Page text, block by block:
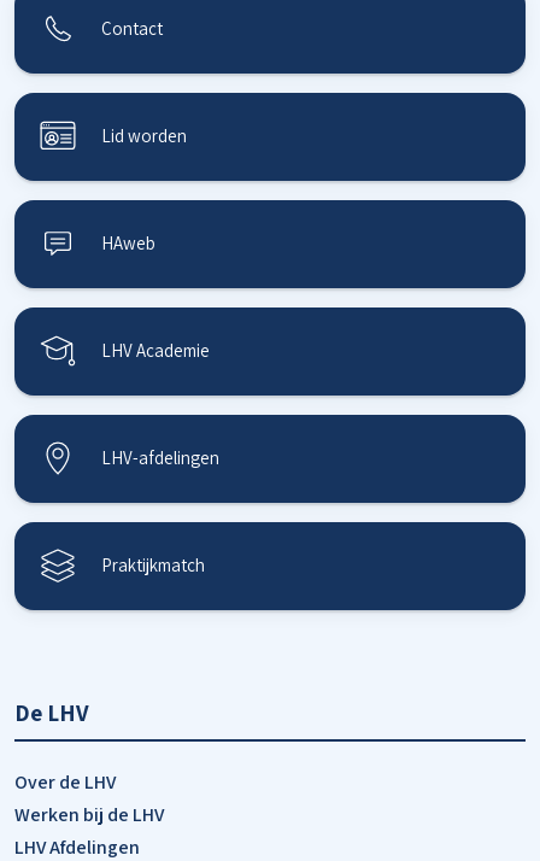
Contact
Lid worden
HAweb
LHV Academie
LHV-afdelingen
Praktijkmatch
De LHV
Over de LHV
Werken bij de LHV
LHV Afdelingen